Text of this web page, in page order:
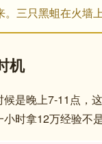
三只黑蛆在火墙
机
候是晚上7-11点
时拿12万经验不